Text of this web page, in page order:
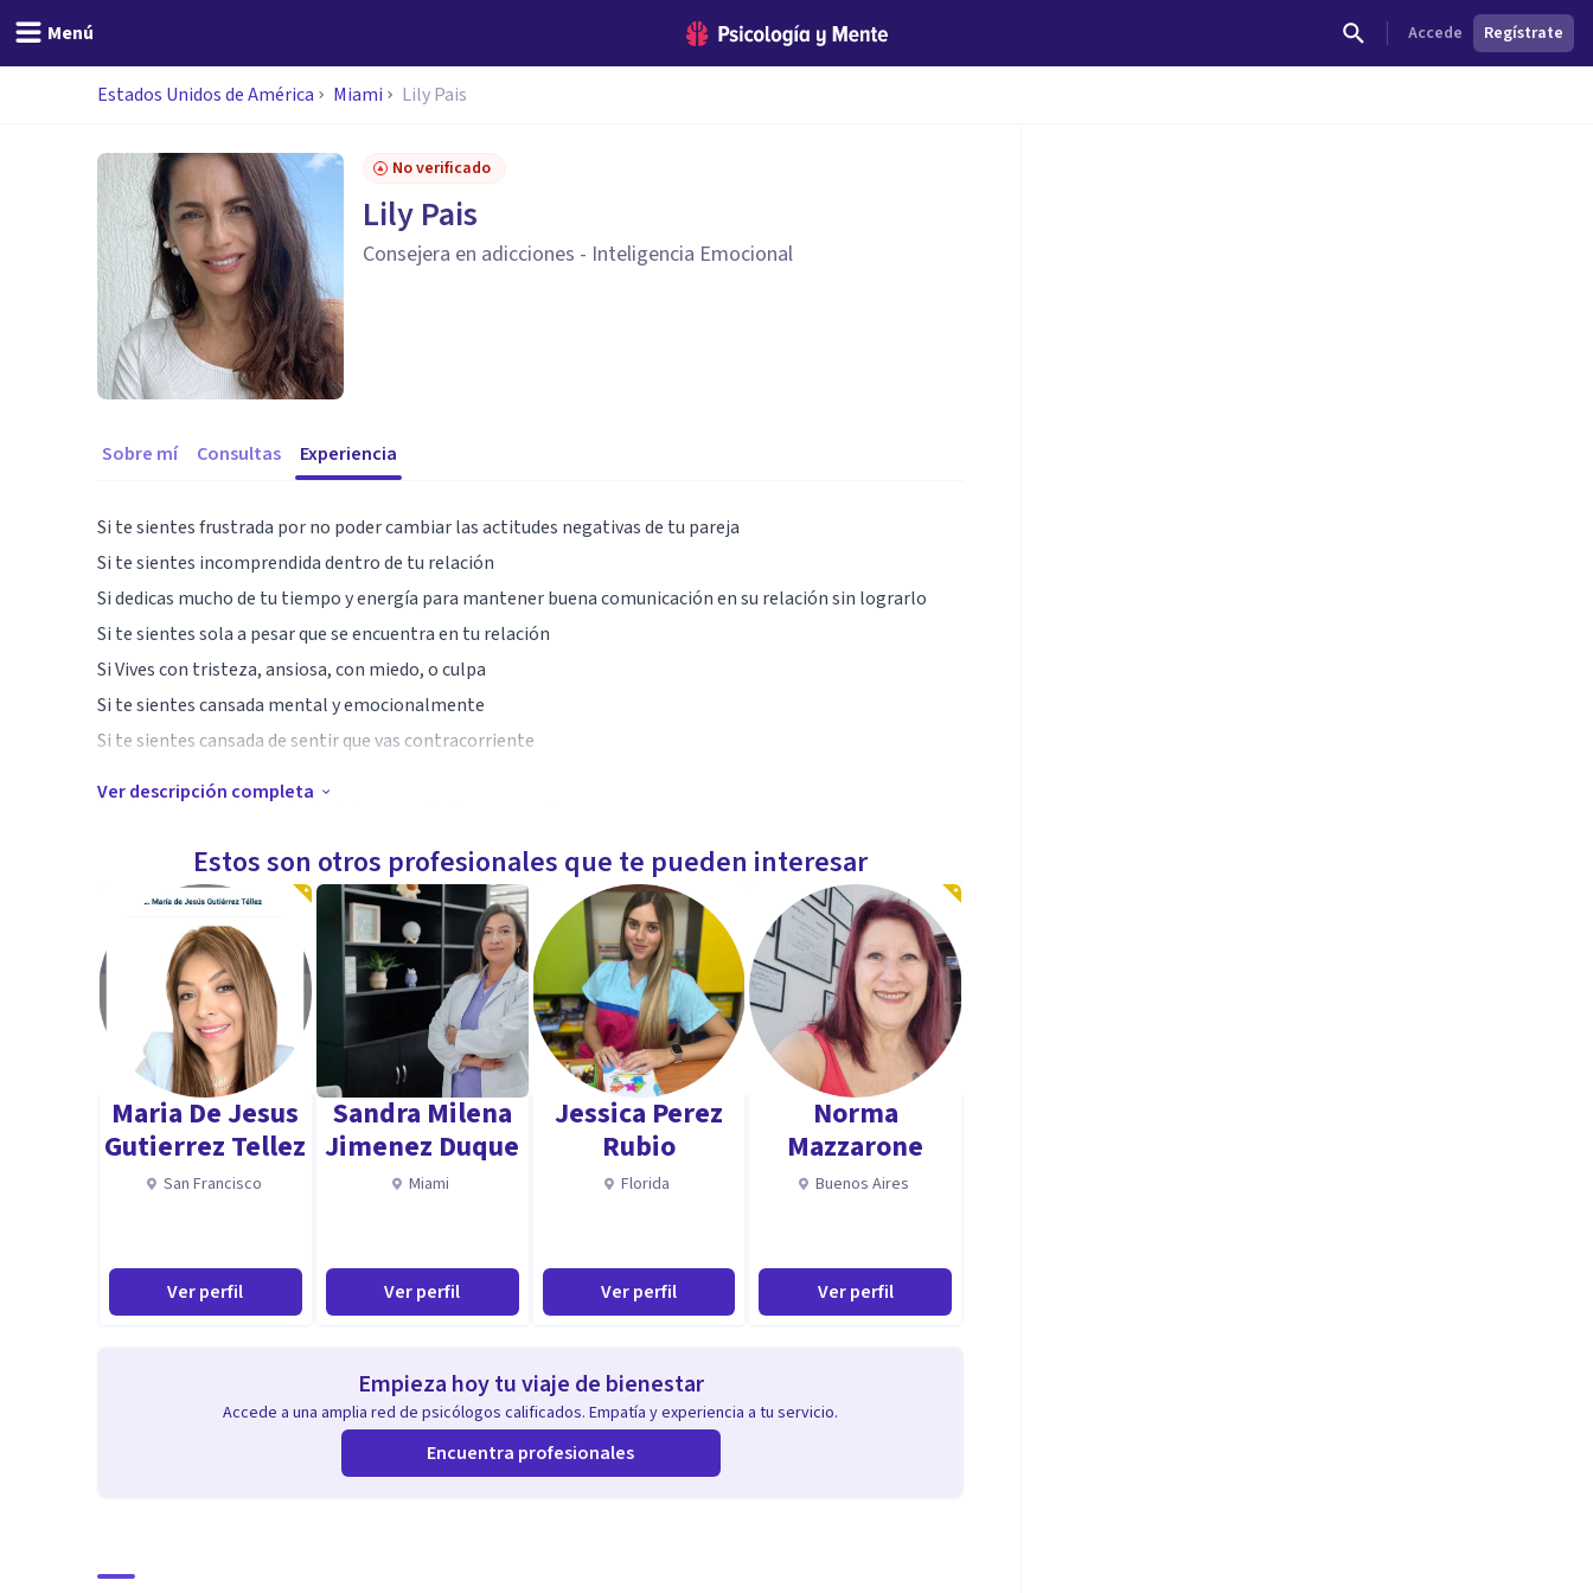
Menú Accede Regístrate
Estados Unidos de América Miami Lily Pais
No verificado
Lily Pais
Consejera en adicciones - Inteligencia Emocional
Sobre mí Consultas Experiencia
Si te sientes frustrada por no poder cambiar las actitudes negativas de tu pareja
Si te sientes incomprendida dentro de tu relación
Si dedicas mucho de tu tiempo y energía para mantener buena comunicación en su relación sin lograrlo
Si te sientes sola a pesar que se encuentra en tu relación
Si Vives con tristeza, ansiosa, con miedo, o culpa
Si te sientes cansada mental y emocionalmente
Si te sientes cansada de sentir que vas contracorriente
Miedo a la soledad
Miedo a la reacción de la otra persona
Miedo al que dirán
Miedo económico
Miedo al rechazo
Miedo al abandono
Miedo a equivocarse y al fracaso
Miedo a asumir y tomar responsabilidad de su propia vida emocional
¿Te identificas con dos o más características? Probablemente vivas una relación codependiente. pero
déjame contarte que NO ESTÁS SOLA.
and Certification Miami FL, cuento con un Master en Hipnosis Clínica y en Programación Neurolingüística.
Además de un Master en Coaching Educativo e Inteligencia Emocional por el College University
Internacional Digital TECH, Universidad Tecnológica. Estudié Consejería en adicciones alcohol, drogas y
Ver descripción completa
Estos son otros profesionales que te pueden interesar
Maria De Jesus
Gutierrez Tellez
San Francisco
Ver perfil
Sandra Milena
Jimenez Duque
Miami
Ver perfil
Jessica Perez
Rubio
Florida
Ver perfil
Norma
Mazzarone
Buenos Aires
Ver perfil
Empieza hoy tu viaje de bienestar
Accede a una amplia red de psicólogos calificados. Empatía y experiencia a tu servicio.
Encuentra profesionales